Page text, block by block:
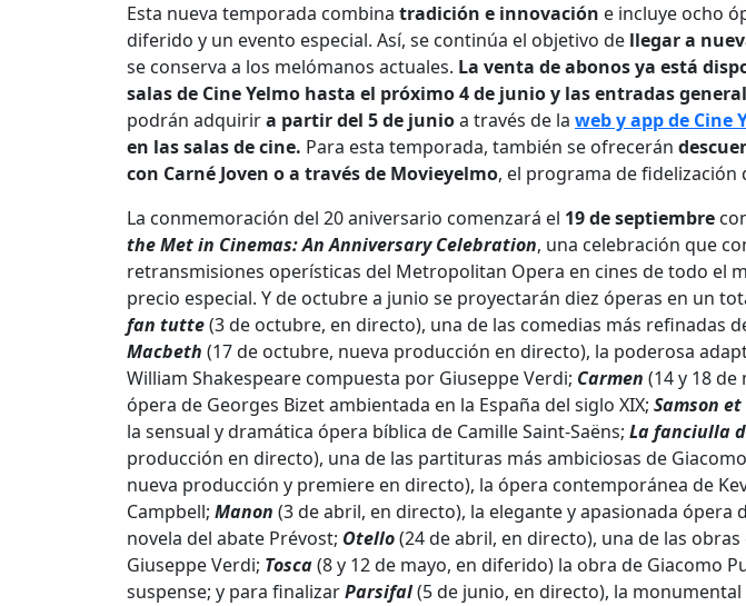
Esta nueva temporada combina tradición e innovación e incluye ocho
diferido y un evento especial. Así, se continúa el objetivo de llegar a
se conserva a los melómanos actuales. La venta de abonos ya está
salas de Cine Yelmo hasta el próximo 4 de junio y las entradas
podrán adquirira partir del 5 de junioa través de la web y app de Cine
en las salas de cine. Para esta temporada, también se ofrecerán
con Carné Joven o a través de Movieyelmo, el programa de fidelización
La conmemoración del 20 aniversario comenzará el 19 de septiembre
the Met in Cinemas: An Anniversary Celebration, una celebración que
retransmisiones operísticas del Metropolitan Opera en cines de todo el
precio especial. Y de octubre a junio se proyectarán diez óperas en un
fan tutte(3 de octubre, en directo), una de las comedias más refinadas
Macbeth (17 de octubre, nueva producción en directo), la poderosa
William Shakespeare compuesta por Giuseppe Verdi; Carmen (14 y 18
ópera de Georges Bizet ambientada en la España del siglo XIX; Samson
la sensual y dramática ópera bíblica de Camille Saint-Saëns; La fanciulla
producción en directo), una de las partituras más ambiciosas de
nueva producción y premiere en directo), la ópera contemporánea de
Campbell; Manon (3 de abril, en directo), la elegante y apasionada ópera
novela del abate Prévost; Otello(24 de abril, en directo), una de las
Giuseppe Verdi; Tosca(8 y 12 de mayo, en diferido) la obra de Giacomo
suspense; y para finalizarParsifal(5 de junio, en directo), la monumental